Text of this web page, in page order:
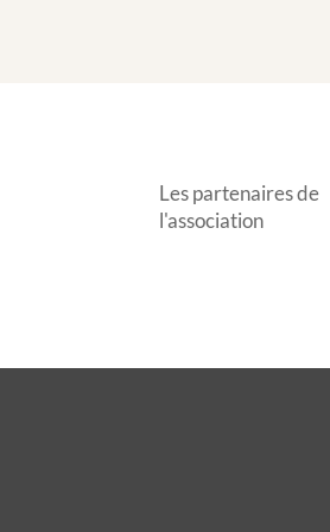
Les partenaires de
l'association